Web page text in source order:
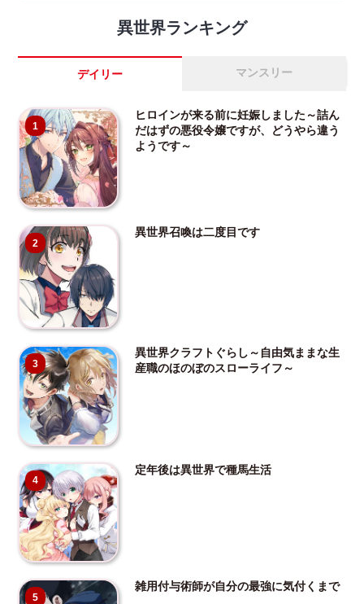
異世界ランキング
デイリー マンスリー
1
ヒロインが来る前に妊娠しました～詰ん
だはずの悪役令嬢ですが、どうやら違う
ようです～
2
異世界召喚は二度目です
3
異世界クラフトぐらし～自由気ままな生
産職のほのぼのスローライフ～
4
定年後は異世界で種馬生活
5
雑用付与術師が自分の最強に気付くまで